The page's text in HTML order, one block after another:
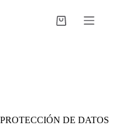
Carro
DE DATOS